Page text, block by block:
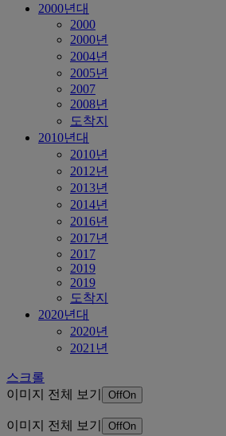
2000년대
2000
2000년
2004년
2005년
2007
2008년
도착지
2010년대
2010년
2012년
2013년
2014년
2016년
2017년
2017
2019
2019
도착지
2020년대
2020년
2021년
스크롤
이미지 전체 보기
OffOn
이미지 전체 보기 OffOn